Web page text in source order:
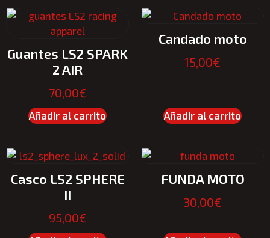
Guantes LS2 SPARK
2 AIR
70,00€
Añadir al carrito
Candado moto
15,00€
Añadir al carrito
Casco LS2 SPHERE
II
95,00€
FUNDA MOTO
30,00€